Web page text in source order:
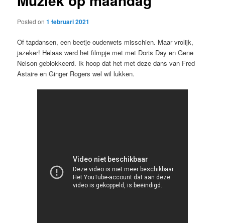
Posted on1 februari 2021
Of tapdansen, een beetje ouderwets misschien. Maar vrolijk,
jazeker! Helaas werd het filmpje met met Doris Day en Gene
Nelson geblokkeerd. Ik hoop dat het met deze dans van Fred
Astaire en Ginger Rogers wel wil lukken.